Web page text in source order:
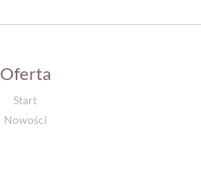
Oferta
Start
Nowości